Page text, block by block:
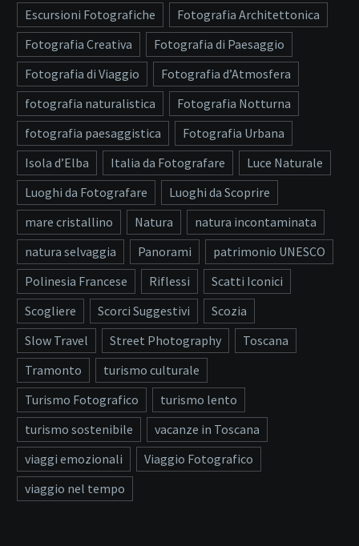
Escursioni Fotografiche
Fotografia Architettonica
Fotografia Creativa
Fotografia di Paesaggio
Fotografia di Viaggio
Fotografia d’Atmosfera
fotografia naturalistica
Fotografia Notturna
fotografia paesaggistica
Fotografia Urbana
Isola d’Elba
Italia da Fotografare
Luce Naturale
Luoghi da Fotografare
Luoghi da Scoprire
mare cristallino
Natura
natura incontaminata
natura selvaggia
Panorami
patrimonio UNESCO
Polinesia Francese
Riflessi
Scatti Iconici
Scogliere
Scorci Suggestivi
Scozia
Slow Travel
Street Photography
Toscana
Tramonto
turismo culturale
Turismo Fotografico
turismo lento
turismo sostenibile
vacanze in Toscana
viaggi emozionali
Viaggio Fotografico
viaggio nel tempo